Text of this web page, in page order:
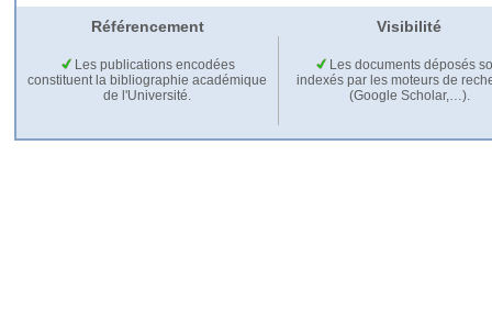
Référencement Visibilité
Les publications encodées
constituent la bibliographie académique
de l'Université.
Les documents déposés
indexés par les moteurs de
(Google Scholar,…).